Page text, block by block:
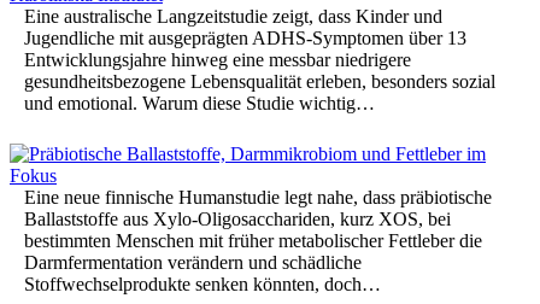
Eine australische Langzeitstudie zeigt, dass Kinder und
Jugendliche mit ausgeprägten ADHS-Symptomen über 13
Entwicklungsjahre hinweg eine messbar niedrigere
gesundheitsbezogene Lebensqualität erleben, besonders sozial
und emotional. Warum diese Studie wichtig…
Eine neue finnische Humanstudie legt nahe, dass präbiotische
Ballaststoffe aus Xylo-Oligosacchariden, kurz XOS, bei
bestimmten Menschen mit früher metabolischer Fettleber die
Darmfermentation verändern und schädliche
Stoffwechselprodukte senken könnten, doch…